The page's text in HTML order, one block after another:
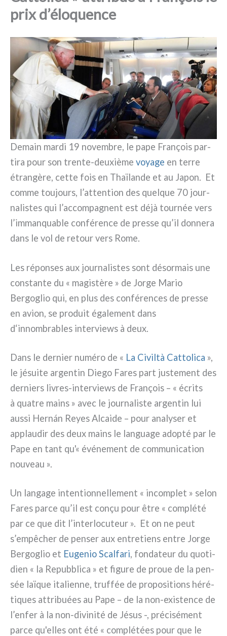
prix d’éloquence
Demain mar­di 19 novem­bre, le pape François par­
ti­ra pour son trente-deuxième voya­ge en ter­re
étran­gè­re, cet­te fois en Thaïlande et au Japon. Et
com­me tou­jours, l’attention des quel­que 70 jour­
na­li­stes qui l’accompagnent est déjà tour­née vers
l’immanquable con­fé­ren­ce de pres­se qu’il don­ne­ra
dans le vol de retour vers Rome.
Les répon­ses aux jour­na­li­stes sont désor­mais une
con­stan­te du « magi­stè­re » de Jorge Mario
Bergoglio qui, en plus des con­fé­ren­ces de pres­se
en avion, se pro­duit éga­le­ment dans
d‘innombrables inter­views à deux.
Dans le der­nier numé­ro de « La Civiltà Cattolica »,
le jésui­te argen­tin Diego Fares part juste­ment des
der­niers livres-interviews de François – « écri­ts
à qua­tre mains » avec le jour­na­li­ste argen­tin lui
aus­si Hernán Reyes Alcaide – pour ana­ly­ser et
applau­dir des deux mains le lan­gua­ge adop­té par le
Pape en tant qu'« évé­ne­ment de com­mu­ni­ca­tion
nou­veau ».
Un lan­ga­ge inten­tion­nel­le­ment « incom­plet » selon
Fares par­ce qu’il est conçu pour être « com­plé­té
par ce que dit l’interlocuteur ». Et on ne peut
s’empêcher de pen­ser aux entre­tiens entre Jorge
Bergoglio et Eugenio Scalfari, fon­da­teur du quo­ti­
dien « la Repubblica » et figu­re de proue de la pen­
sée laï­que ita­lien­ne, truf­fée de pro­po­si­tions héré­
ti­ques attri­buées au Pape – de la non-existence de
l’enfer à la non-divinité de Jésus -, pré­ci­sé­ment
par­ce qu'elles ont été « com­plé­tées pour que le